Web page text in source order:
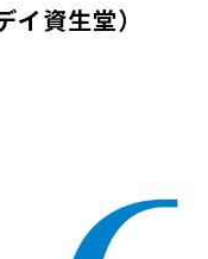
資生堂）